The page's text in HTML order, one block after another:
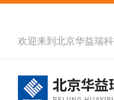
欢迎来到北京华益瑞科